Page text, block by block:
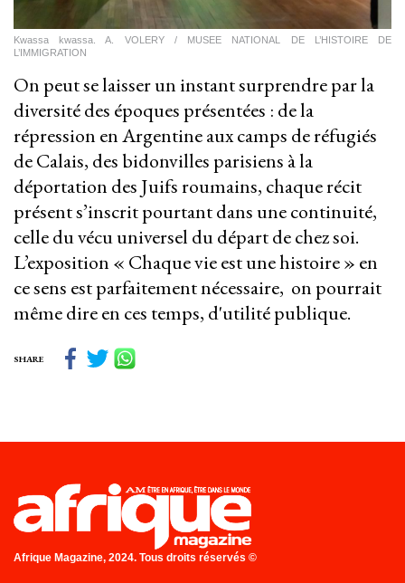
Kwassa kwassa. A. VOLERY / MUSEE NATIONAL DE L’HISTOIRE DE
L’IMMIGRATION
On peut se laisser un instant surprendre par la
diversité des époques présentées : de la
répression en Argentine aux camps de réfugiés
de Calais, des bidonvilles parisiens à la
déportation des Juifs roumains, chaque récit
présent s’inscrit pourtant dans une continuité,
celle du vécu universel du départ de chez soi.
L’exposition « Chaque vie est une histoire » en
ce sens est parfaitement nécessaire, on pourrait
même dire en ces temps, d'utilité publique.
SHARE
Afrique Magazine, 2024. Tous droits réservés ©